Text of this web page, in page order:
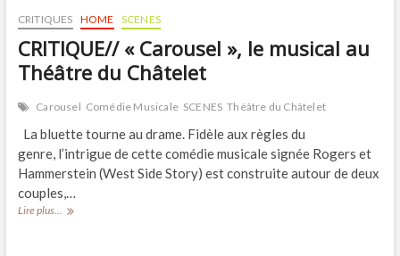
CRITIQUES HOME SCENES
CRITIQUE// « Carousel », le musical au
Théâtre du Châtelet
Carousel Comédie Musicale SCENES Théâtre du Châtelet
La bluette tourne au drame. Fidèle aux règles du
genre, l’intrigue de cette comédie musicale signée Rogers et
Hammerstein (West Side Story) est construite autour de deux
couples,…
Lire plus... CRITIQUE//